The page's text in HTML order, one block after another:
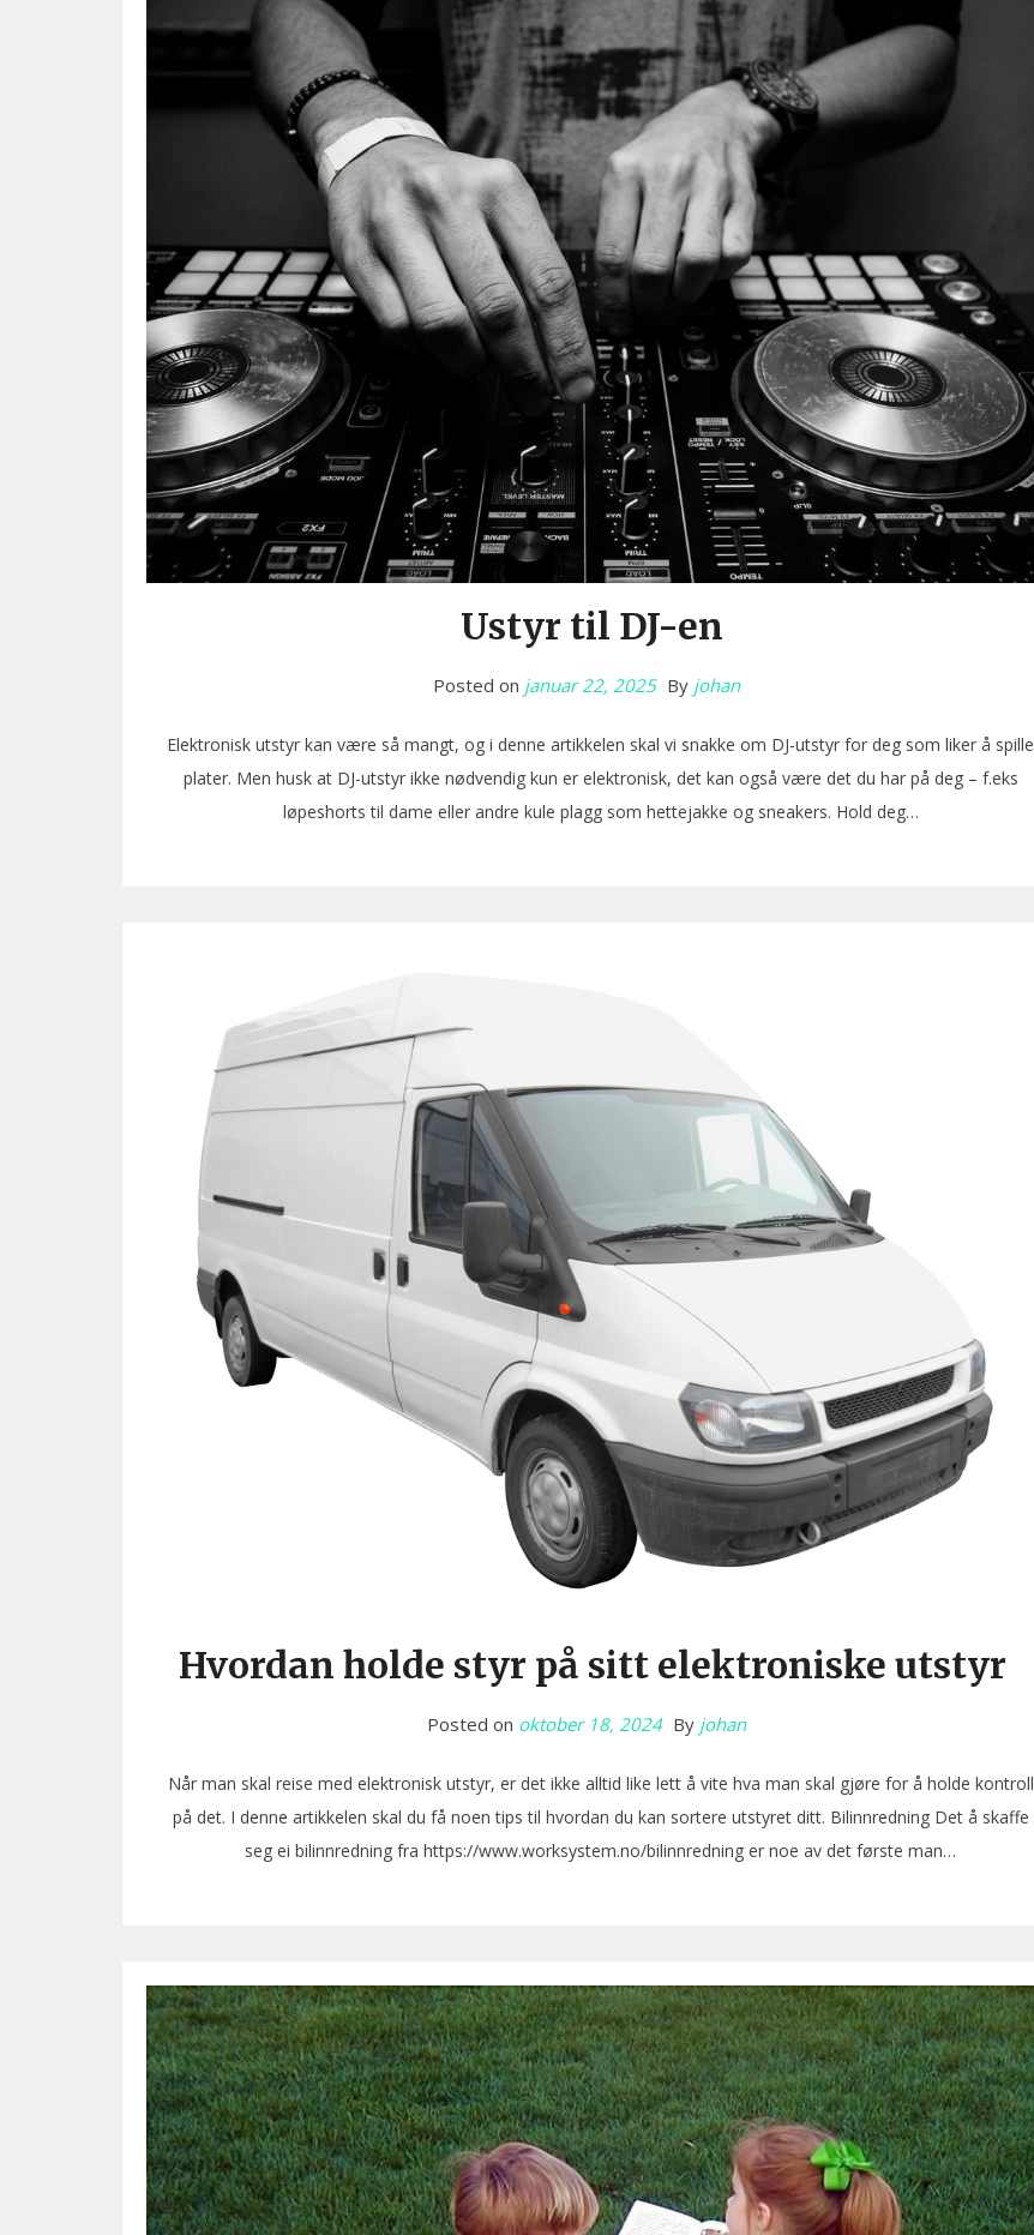
Ustyr til DJ-en
Posted on januar 22, 2025 By johan
Elektronisk utstyr kan være så mangt, og i denne artikkelen skal vi snakke om DJ-utstyr for deg som liker å spille
plater. Men husk at DJ-utstyr ikke nødvendig kun er elektronisk, det kan også være det du har på deg – f.eks
løpeshorts til dame eller andre kule plagg som hettejakke og sneakers. Hold deg…
Hvordan holde styr på sitt elektroniske utstyr
Posted on oktober 18, 2024 By johan
Når man skal reise med elektronisk utstyr, er det ikke alltid like lett å vite hva man skal gjøre for å holde kontroll
på det. I denne artikkelen skal du få noen tips til hvordan du kan sortere utstyret ditt. Bilinnredning Det å skaffe
seg ei bilinnredning fra https://www.worksystem.no/bilinnredning er noe av det første man…